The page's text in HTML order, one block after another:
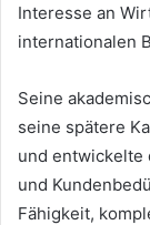
Interesse an
internationalen
Seine
seine spätere
und entwickelte
und
Fähigkeit,